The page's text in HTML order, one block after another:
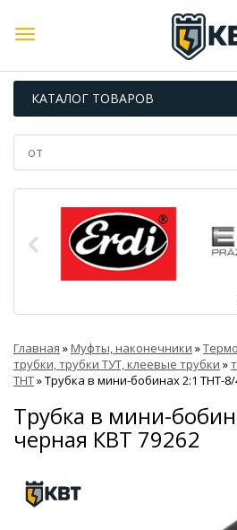
КАТАЛОГ ТОВАРОВ
Главная »Муфты, наконечники »
трубки, трубки ТУТ, клеевые трубки »
ТНТ»Трубка в мини-бобинах 2:1 ТНТ-
Трубка в мини-
черная КВТ 79262